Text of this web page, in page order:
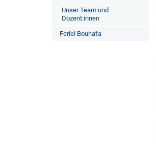
Unser Team und
Dozent:innen
Feriel Bouhafa